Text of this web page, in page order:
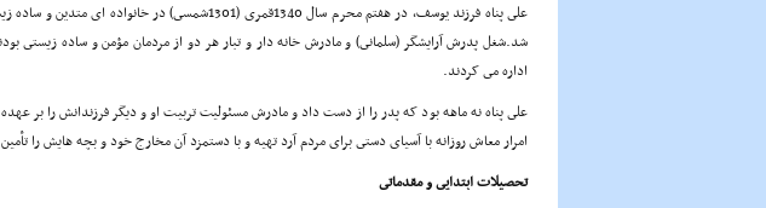
على پناه فرزند یوسف، در هفتم محرم سال 1340قمرى (1301شمسى)
شد.شغل پدرش آرایشگر (سلمانى) و مادرش خانه دار و تبار هر دو از مردمان مؤمن و ساده زیستى
اداره مى کردند.
على پناه نه ماهه بود که پدر را از دست داد و مادرش مسئولیت تربیت او و دیگر فرزندانش را بر
امرار معاش روزانه با آسیاى دستى براى مردم آرد تهیه و با دستمزد آن مخارج خود و بچه هایش را
تحصیلات ابتدایى و مقدماتى